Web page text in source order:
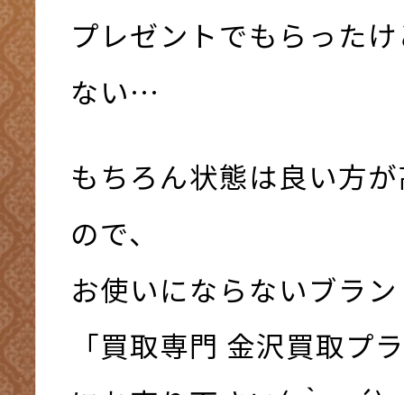
プレゼントでもらった
ない…
もちろん状態は良い方
ので、
お使いにならないブラ
「買取専門 金沢買取プ